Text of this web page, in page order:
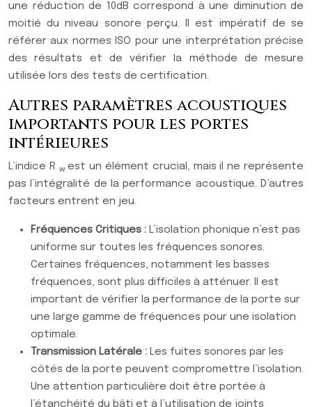
une réduction de 10dB correspond à une diminution de
moitié du niveau sonore perçu. Il est impératif de se
référer aux normes ISO pour une interprétation précise
des résultats et de vérifier la méthode de mesure
utilisée lors des tests de certification.
Autres paramètres acoustiques
importants pour les portes
intérieures
L’indice R west un élément crucial, mais il ne représente
pas l’intégralité de la performance acoustique. D’autres
facteurs entrent en jeu.
Fréquences Critiques : L’isolation phonique n’est pas
uniforme sur toutes les fréquences sonores.
Certaines fréquences, notamment les basses
fréquences, sont plus difficiles à atténuer. Il est
important de vérifier la performance de la porte sur
une large gamme de fréquences pour une isolation
optimale.
Transmission Latérale : Les fuites sonores par les
côtés de la porte peuvent compromettre l’isolation.
Une attention particulière doit être portée à
l’étanchéité du bâti et à l’utilisation de joints